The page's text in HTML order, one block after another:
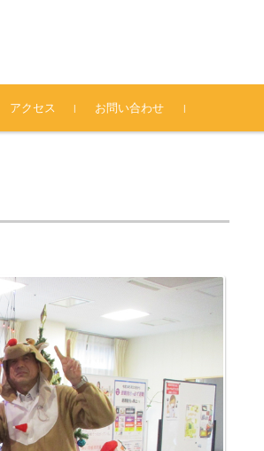
アクセス お問い合わせ